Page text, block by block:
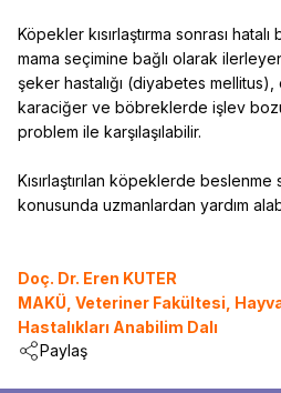
Köpekler kısırlaştırma sonrası
mama seçimine bağlı olarak
şeker hastalığı (diyabetes mellitus),
karaciğer ve böbreklerde işlev
problem ile karşılaşılabilir.
Kısırlaştırılan köpeklerde
konusunda uzmanlardan yardım
Doç. Dr. Eren KUTER
MAKÜ, Veteriner Fakültesi,
Hastalıkları Anabilim Dalı
Paylaş